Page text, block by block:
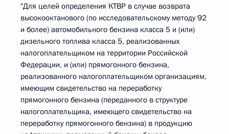
"Для целей определения КТВР в случае возврата
высокооктанового (по исследовательскому методу 92
и более) автомобильного бензина класса 5 и (или)
дизельного топлива класса 5, реализованных
налогоплательщиком на территории Российской
Федерации, и (или) прямогонного бензина,
реализованного налогоплательщиком организациям,
имеющим свидетельство на переработку
прямогонного бензина (переданного в структуре
налогоплательщика, имеющего свидетельство на
переработку прямогонного бензина) в продукцию